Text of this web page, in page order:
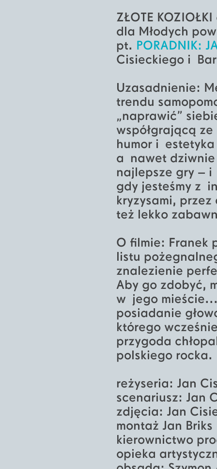
ZŁOTE
dla Młodych
pt. PORADNIK:
Cisieckiego i
Uzasadnienie:
trendu
„naprawić”
współgrającą
humor i
a nawet dziwnie
najlepsze gry –
gdy jesteśmy z
kryzysami,
też lekko
O filmie: Franek
listu
znalezienie
Aby go zdobyć,
w jego
posiadanie
którego
przygoda
polskiego rocka.
reżyseria: Jan
scenariusz: Jan
zdjęcia: Jan
montaż Jan Briks
kierownictwo
opieka